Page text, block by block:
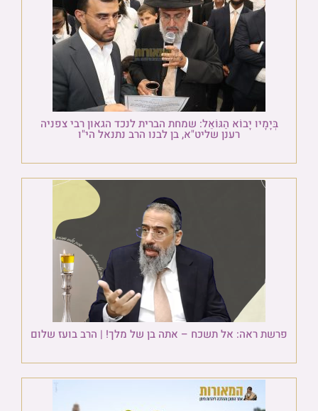
בְּיָמָיו יָבוֹא הַגּוֹאֵל: שמחת הברית לנכד הגאון רבי צפניה
רענן שליט"א, בן לבנו הרב נתנאל הי"ו
פרשת ראה: אל תשכח – אתה בן של מלך! | הרב בועז שלום